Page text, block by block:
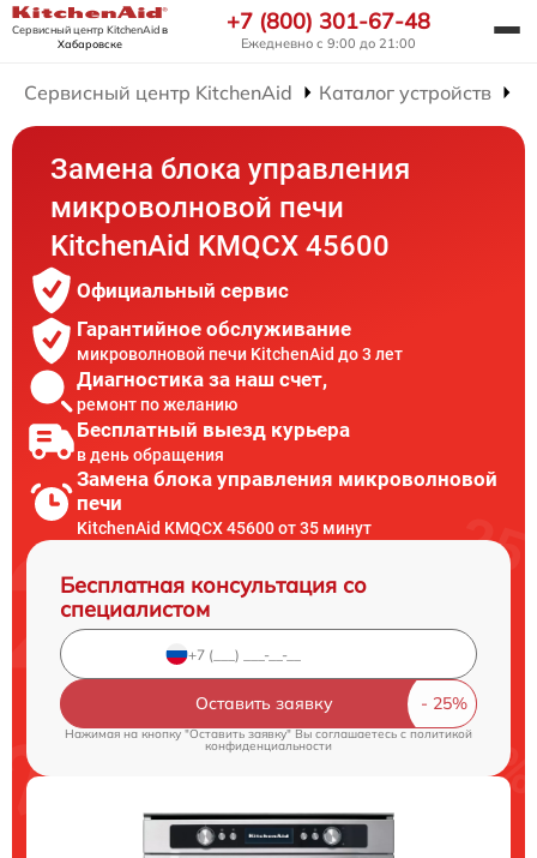
Сервисный центр KitchenAidв
Хабаровске
+7 (800) 301-67-48
Ежедневно с 9:00 до 21:00
Сервисный центр KitchenAid Каталог устройств
Замена блока управления
микроволновой печи
KitchenAid KMQCX 45600
Официальный сервис
Гарантийное обслуживание
микроволновой печи KitchenAid до 3 лет
Диагностика за наш счет,
ремонт по желанию
Бесплатный выезд курьера
в день обращения
Замена блока управления микроволновой
печи
KitchenAid KMQCX 45600 от 35 минут
Бесплатная консультация со
специалистом
Оставить заявку
Нажимая на кнопку "Оставить заявку" Вы соглашаетесь cполитикой
конфиденциальности